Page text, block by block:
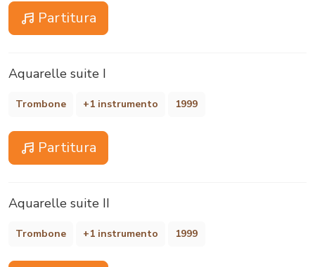
Partitura
Aquarelle suite I
Trombone +1 instrumento 1999
Partitura
Aquarelle suite II
Trombone +1 instrumento 1999